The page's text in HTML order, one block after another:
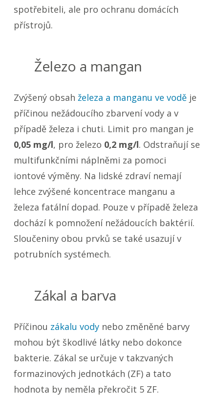
spotřebiteli, ale pro ochranu domácích
přístrojů.
Železo a mangan
Zvýšený obsah železa a manganu ve vodě je
příčinou nežádoucího zbarvení vody a v
případě železa i chuti. Limit pro mangan je
0,05 mg/l, pro železo 0,2 mg/l. Odstraňují se
multifunkčními náplněmi za pomoci
iontové výměny. Na lidské zdraví nemají
lehce zvýšené koncentrace manganu a
železa fatální dopad. Pouze v případě železa
dochází k pomnožení nežádoucích baktérií.
Sloučeniny obou prvků se také usazují v
potrubních systémech.
Zákal a barva
Příčinou zákalu vody nebo změněné barvy
mohou být škodlivé látky nebo dokonce
bakterie. Zákal se určuje v takzvaných
formazinových jednotkách (ZF) a tato
hodnota by neměla překročit 5 ZF.